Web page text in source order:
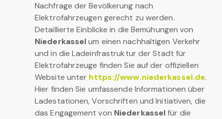
Nachfrage der Bevölkerung nach
Elektrofahrzeugen gerecht zu werden.
Detaillierte Einblicke in die Bemühungen von
Niederkasselum einen nachhaltigen Verkehr
und in die Ladeinfrastruktur der Stadt für
Elektrofahrzeuge finden Sie auf der offiziellen
Website unter https://www.niederkassel.de.
Hier finden Sie umfassende Informationen über
Ladestationen, Vorschriften und Initiativen, die
das Engagement von Niederkasselfür die